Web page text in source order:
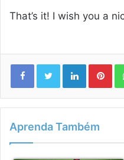
That’s it! I wish you a
Linkedin
Aprenda Também